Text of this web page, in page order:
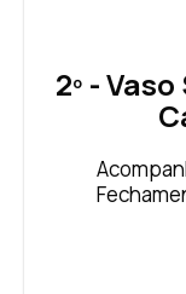
2º -